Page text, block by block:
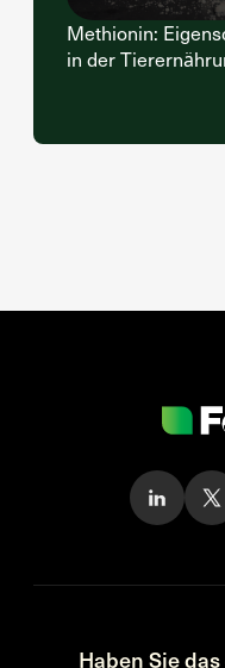
Methionin:
in der
Haben Sie